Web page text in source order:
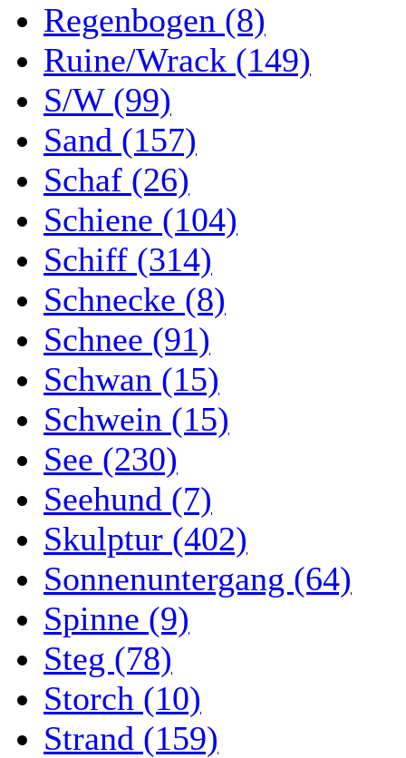
Regenbogen (8)
Ruine/Wrack (149)
S/W (99)
Sand (157)
Schaf (26)
Schiene (104)
Schiff (314)
Schnecke (8)
Schnee (91)
Schwan (15)
Schwein (15)
See (230)
Seehund (7)
Skulptur (402)
Sonnenuntergang (64)
Spinne (9)
Steg (78)
Storch (10)
Strand (159)